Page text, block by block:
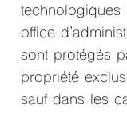
office
sont protégés
propriété
sauf dans les